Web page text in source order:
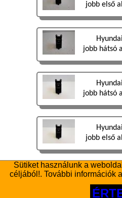
Sütiket használunk a
céljából!. További információk
jobb első
jobb hátsó
jobb hátsó
jobb első
bal első